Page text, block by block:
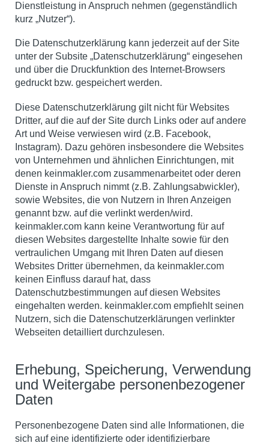
Dienstleistung in Anspruch nehmen (gegenständlich
kurz „Nutzer“).
Die Datenschutzerklärung kann jederzeit auf der Site
unter der Subsite „Datenschutzerklärung“ eingesehen
und über die Druckfunktion des Internet-Browsers
gedruckt bzw. gespeichert werden.
Diese Datenschutzerklärung gilt nicht für Websites
Dritter, auf die auf der Site durch Links oder auf andere
Art und Weise verwiesen wird (z.B. Facebook,
Instagram). Dazu gehören insbesondere die Websites
von Unternehmen und ähnlichen Einrichtungen, mit
denen keinmakler.com zusammenarbeitet oder deren
Dienste in Anspruch nimmt (z.B. Zahlungsabwickler),
sowie Websites, die von Nutzern in Ihren Anzeigen
genannt bzw. auf die verlinkt werden/wird.
keinmakler.com kann keine Verantwortung für auf
diesen Websites dargestellte Inhalte sowie für den
vertraulichen Umgang mit Ihren Daten auf diesen
Websites Dritter übernehmen, da keinmakler.com
keinen Einfluss darauf hat, dass
Datenschutzbestimmungen auf diesen Websites
eingehalten werden. keinmakler.com empfiehlt seinen
Nutzern, sich die Datenschutzerklärungen verlinkter
Webseiten detailliert durchzulesen.
Erhebung, Speicherung, Verwendung
und Weitergabe personenbezogener
Daten
Personenbezogene Daten sind alle Informationen, die
sich auf eine identifizierte oder identifizierbare